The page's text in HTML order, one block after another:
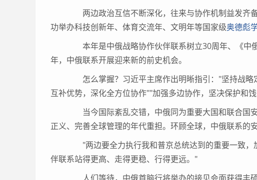
两边政治互信不断深化，往来与协作机制益发齐
功举办科技创新年、体育交流年、文明年等国家级奥德彪
本年是中俄战略协作伙伴联系树立30周年、《中
年，中俄联系开展迎来新的前史机会。
怎么掌握？习近平主席作出明晰指引："坚持战略
互补优势，深化全方位协作""加强多边协作，坚决保护和
当今国际紊乱交错，中俄同为重要大国和联合国
正义、完善全球管理的年代重担。环顾全球，中俄联系的
"两边要全力执行我和普京总统达到的重要一致，
伴联系站得更高、走得更稳、行得更远。"